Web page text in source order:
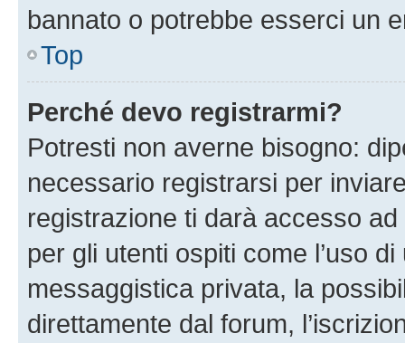
bannato o potrebbe esserci un
Top
Perché devo registrarmi?
Potresti non averne bisogno:
necessario registrarsi per
registrazione ti darà accesso
per gli utenti ospiti come l’uso
messaggistica privata, la
direttamente dal forum,